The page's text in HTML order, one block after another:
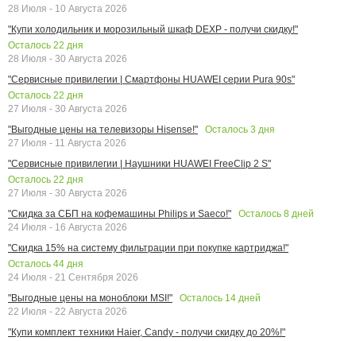
28 Июля - 10 Августа 2026
"Купи холодильник и морозильный шкаф DEXP - получи скидку!"
Осталось 22 дня
28 Июля - 30 Августа 2026
"Сервисные привилегии | Смартфоны HUAWEI серии Pura 90s"
Осталось 22 дня
27 Июля - 30 Августа 2026
"Выгодные цены на телевизоры Hisense!"
Осталось 3 дня
27 Июля - 11 Августа 2026
"Сервисные привилегии | Наушники HUAWEI FreeClip 2 S"
Осталось 22 дня
27 Июля - 30 Августа 2026
"Скидка за СБП на кофемашины Philips и Saeco!"
Осталось 8 дней
24 Июля - 16 Августа 2026
"Скидка 15% на систему фильтрации при покупке картриджа!"
Осталось 44 дня
24 Июля - 21 Сентября 2026
"Выгодные цены на моноблоки MSI!"
Осталось 14 дней
22 Июля - 22 Августа 2026
"Купи комплект техники Haier, Candy - получи скидку до 20%!"